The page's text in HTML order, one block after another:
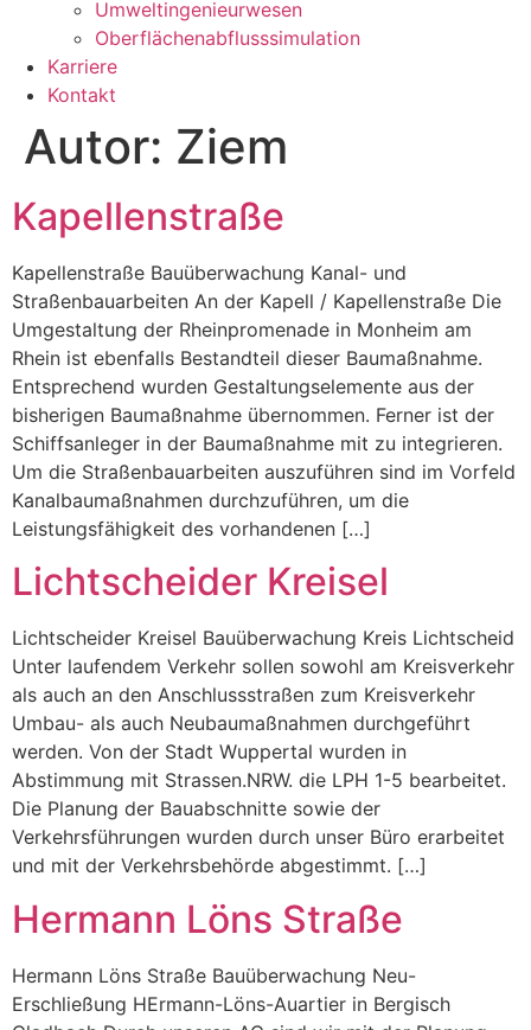
Umweltingenieurwesen
Oberflächenabflusssimulation
Karriere
Kontakt
Autor: Ziem
Kapellenstraße
Kapellenstraße Bauüberwachung Kanal- und
Straßenbauarbeiten An der Kapell / Kapellenstraße Die
Umgestaltung der Rheinpromenade in Monheim am
Rhein ist ebenfalls Bestandteil dieser Baumaßnahme.
Entsprechend wurden Gestaltungselemente aus der
bisherigen Baumaßnahme übernommen. Ferner ist der
Schiffsanleger in der Baumaßnahme mit zu integrieren.
Um die Straßenbauarbeiten auszuführen sind im Vorfeld
Kanalbaumaßnahmen durchzuführen, um die
Leistungsfähigkeit des vorhandenen […]
Lichtscheider Kreisel
Lichtscheider Kreisel Bauüberwachung Kreis Lichtscheid
Unter laufendem Verkehr sollen sowohl am Kreisverkehr
als auch an den Anschlussstraßen zum Kreisverkehr
Umbau- als auch Neubaumaßnahmen durchgeführt
werden. Von der Stadt Wuppertal wurden in
Abstimmung mit Strassen.NRW. die LPH 1-5 bearbeitet.
Die Planung der Bauabschnitte sowie der
Verkehrsführungen wurden durch unser Büro erarbeitet
und mit der Verkehrsbehörde abgestimmt. […]
Hermann Löns Straße
Hermann Löns Straße Bauüberwachung Neu-
Erschließung HErmann-Löns-Auartier in Bergisch